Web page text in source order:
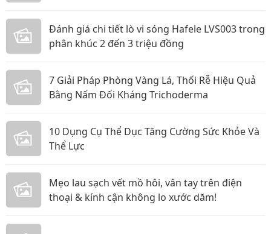
Đánh giá chi tiết lò vi sóng Hafele LVS003 trong
phân khúc 2 đến 3 triệu đồng
7 Giải Pháp Phòng Vàng Lá, Thối Rễ Hiệu Quả
Bằng Nấm Đối Kháng Trichoderma
10 Dụng Cụ Thể Dục Tăng Cường Sức Khỏe Và
Thể Lực
Mẹo lau sạch vết mồ hôi, vân tay trên điện
thoại & kính cận không lo xước dăm!